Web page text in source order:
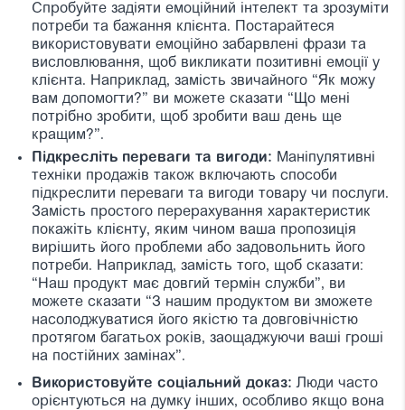
Спробуйте задіяти емоційний інтелект та зрозуміти
потреби та бажання клієнта. Постарайтеся
використовувати емоційно забарвлені фрази та
висловлювання, щоб викликати позитивні емоції у
клієнта. Наприклад, замість звичайного “Як можу
вам допомогти?” ви можете сказати “Що мені
потрібно зробити, щоб зробити ваш день ще
кращим?”.
Підкресліть переваги та вигоди: Маніпулятивні
техніки продажів також включають способи
підкреслити переваги та вигоди товару чи послуги.
Замість простого перерахування характеристик
покажіть клієнту, яким чином ваша пропозиція
вирішить його проблеми або задовольнить його
потреби. Наприклад, замість того, щоб сказати:
“Наш продукт має довгий термін служби”, ви
можете сказати “З нашим продуктом ви зможете
насолоджуватися його якістю та довговічністю
протягом багатьох років, заощаджуючи ваші гроші
на постійних замінах”.
Використовуйте соціальний доказ:Люди часто
орієнтуються на думку інших, особливо якщо вона